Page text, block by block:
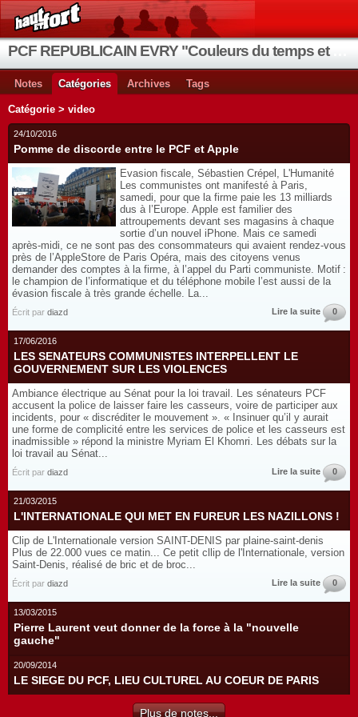
Notes Catégories Archives Tags
Catégorie > video
24/10/2016
Pomme de discorde entre le PCF et Apple
Evasion fiscale, Sébastien Crépel, L'Humanité
Les communistes ont manifesté à Paris,
samedi, pour que la firme paie les 13 milliards
dus à l’Europe. Apple est familier des
attroupements devant ses magasins à chaque
sortie d’un nouvel iPhone. Mais ce samedi
après-midi, ce ne sont pas des consommateurs qui avaient rendez-vous
près de l’AppleStore de Paris Opéra, mais des citoyens venus
demander des comptes à la firme, à l’appel du Parti communiste. Motif :
le champion de l’informatique et du téléphone mobile l’est aussi de la
évasion fiscale à très grande échelle. La...
Écrit par diazd Lire la suite 0
17/06/2016
LES SENATEURS COMMUNISTES INTERPELLENT LE
GOUVERNEMENT SUR LES VIOLENCES
Ambiance électrique au Sénat pour la loi travail. Les sénateurs PCF
accusent la police de laisser faire les casseurs, voire de participer aux
incidents, pour « discréditer le mouvement ». « Insinuer qu’il y aurait
une forme de complicité entre les services de police et les casseurs est
inadmissible » répond la ministre Myriam El Khomri. Les débats sur la
loi travail au Sénat...
Écrit par diazd Lire la suite 0
21/03/2015
L'INTERNATIONALE QUI MET EN FUREUR LES NAZILLONS !
Clip de L'Internationale version SAINT-DENIS par plaine-saint-denis
Plus de 22.000 vues ce matin... Ce petit cllip de l'Internationale, version
Saint-Denis, réalisé de bric et de broc...
Écrit par diazd Lire la suite 0
13/03/2015
Pierre Laurent veut donner de la force à la "nouvelle
gauche"
20/09/2014
LE SIEGE DU PCF, LIEU CULTUREL AU COEUR DE PARIS
Plus de notes...